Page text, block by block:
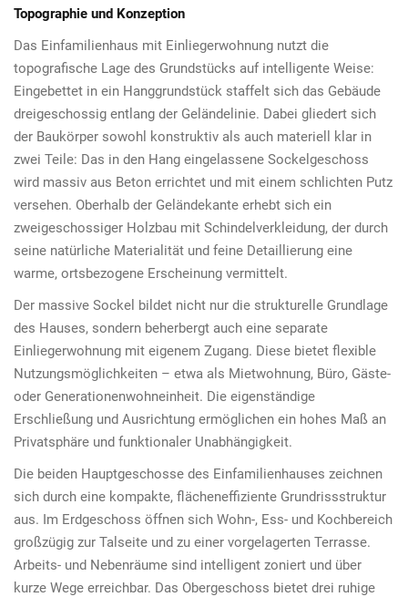
Topographie und Konzeption
Das Einfamilienhaus mit Einliegerwohnung nutzt die
topografische Lage des Grundstücks auf intelligente Weise:
Eingebettet in ein Hanggrundstück staffelt sich das Gebäude
dreigeschossig entlang der Geländelinie. Dabei gliedert sich
der Baukörper sowohl konstruktiv als auch materiell klar in
zwei Teile: Das in den Hang eingelassene Sockelgeschoss
wird massiv aus Beton errichtet und mit einem schlichten Putz
versehen. Oberhalb der Geländekante erhebt sich ein
zweigeschossiger Holzbau mit Schindelverkleidung, der durch
seine natürliche Materialität und feine Detaillierung eine
warme, ortsbezogene Erscheinung vermittelt.
Der massive Sockel bildet nicht nur die strukturelle Grundlage
des Hauses, sondern beherbergt auch eine separate
Einliegerwohnung mit eigenem Zugang. Diese bietet flexible
Nutzungsmöglichkeiten – etwa als Mietwohnung, Büro, Gäste-
oder Generationenwohneinheit. Die eigenständige
Erschließung und Ausrichtung ermöglichen ein hohes Maß an
Privatsphäre und funktionaler Unabhängigkeit.
Die beiden Hauptgeschosse des Einfamilienhauses zeichnen
sich durch eine kompakte, flächeneffiziente Grundrissstruktur
aus. Im Erdgeschoss öffnen sich Wohn-, Ess- und Kochbereich
großzügig zur Talseite und zu einer vorgelagerten Terrasse.
Arbeits- und Nebenräume sind intelligent zoniert und über
kurze Wege erreichbar. Das Obergeschoss bietet drei ruhige